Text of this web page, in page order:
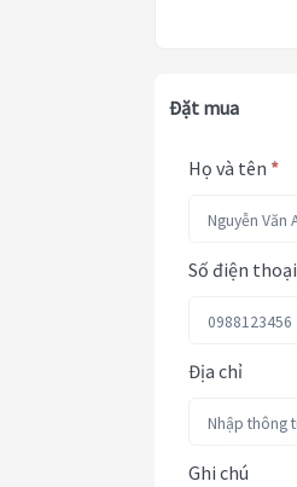
Đặt mua
Họ và tên *
Số điện thoại
Địa chỉ
Ghi chú